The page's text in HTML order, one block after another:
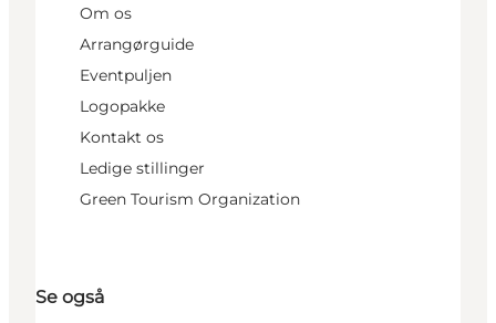
Om os
Arrangørguide
Eventpuljen
Logopakke
Kontakt os
Ledige stillinger
Green Tourism Organization
Se også